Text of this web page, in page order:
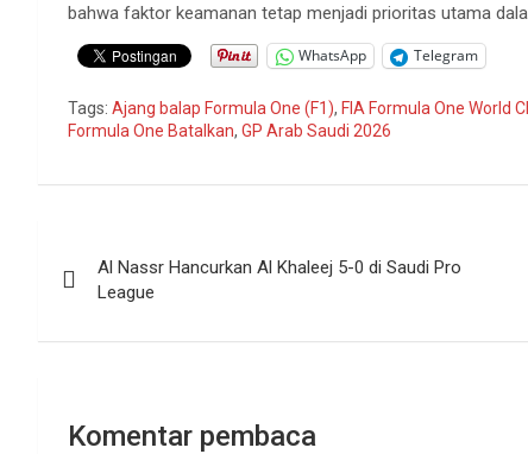
bahwa faktor keamanan tetap menjadi prioritas utama
WhatsApp Telegram
Tags: Ajang balap Formula One (F1), FIA Formula One World
Formula One Batalkan, GP Arab Saudi 2026
pos
Al Nassr Hancurkan Al Khaleej 5-0 di Saudi Pro
League
Komentar pembaca